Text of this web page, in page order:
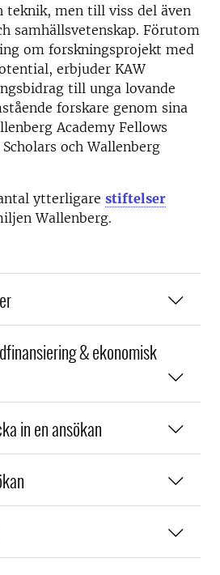
teknik, men till viss del även
samhällsvetenskap. Förutom
om forskningsprojekt med
erbjuder KAW
till unga lovande
forskare genom sina
Academy Fellows
och Wallenberg
ytterligare stiftelser
Wallenberg.
& ekonomisk
in en ansökan